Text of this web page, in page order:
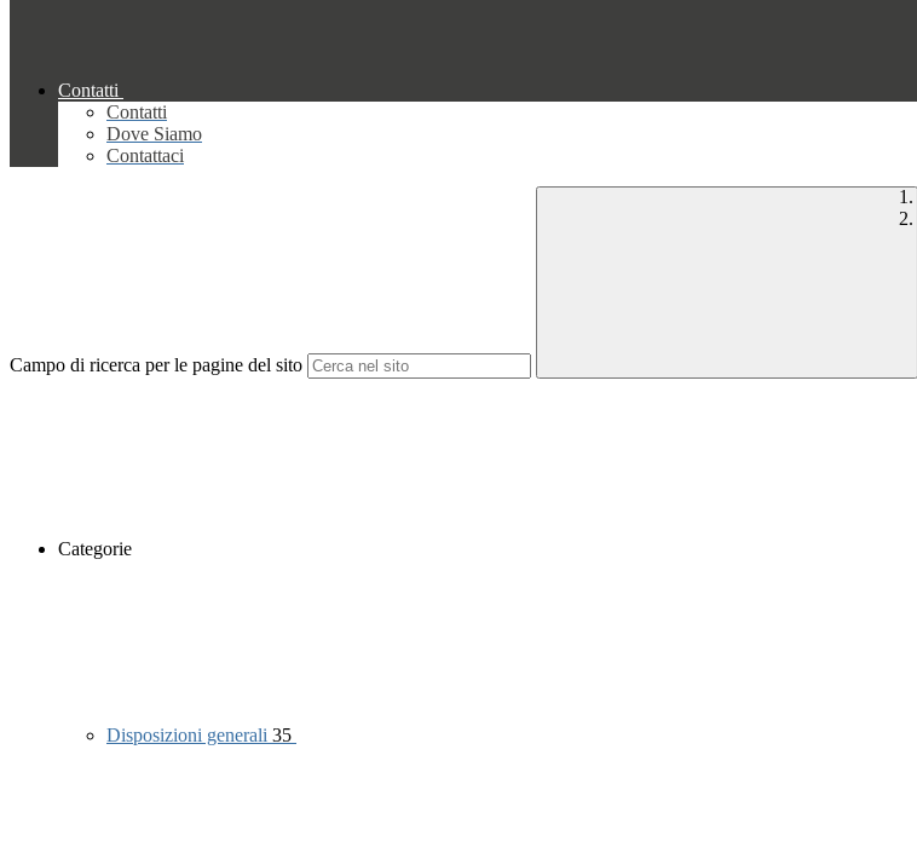
Contatti
Contatti
Dove Siamo
Contattaci
Campo di ricerca per le pagine del sito
Categorie
Disposizioni generali 35